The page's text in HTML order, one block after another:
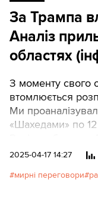
За Трампа
Аналіз
областях
З моменту свого
втомлюється
Ми
«Шахедами» по 12
влучань не лише
2025-04-17 14:27
мирні переговори